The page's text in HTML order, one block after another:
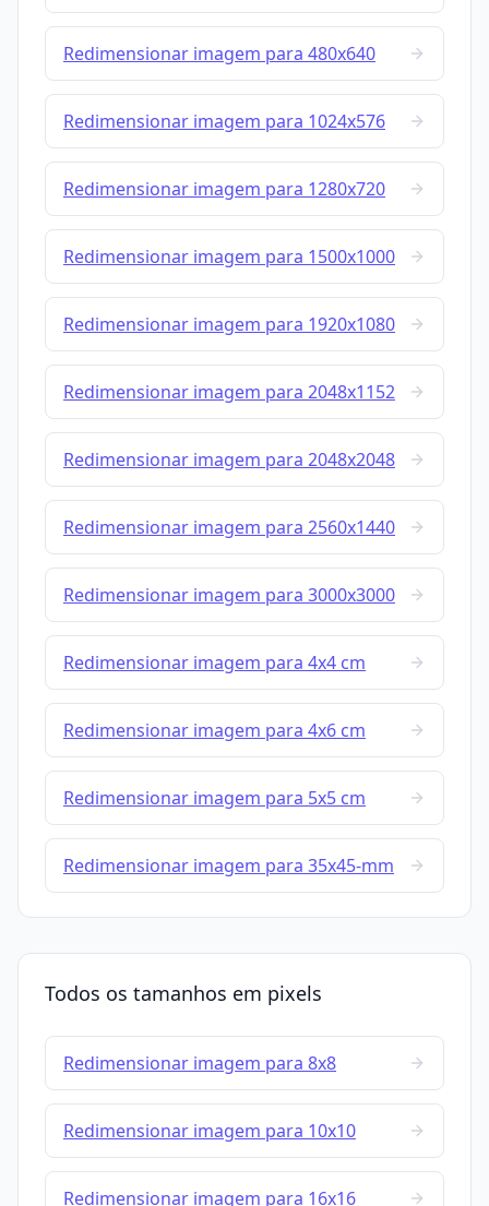
Redimensionar imagem para 480x640
Redimensionar imagem para 1024x576
Redimensionar imagem para 1280x720
Redimensionar imagem para 1500x1000
Redimensionar imagem para 1920x1080
Redimensionar imagem para 2048x1152
Redimensionar imagem para 2048x2048
Redimensionar imagem para 2560x1440
Redimensionar imagem para 3000x3000
Redimensionar imagem para 4x4 cm
Redimensionar imagem para 4x6 cm
Redimensionar imagem para 5x5 cm
Redimensionar imagem para 35x45-mm
Todos os tamanhos em pixels
Redimensionar imagem para 8x8
Redimensionar imagem para 10x10
Redimensionar imagem para 16x16